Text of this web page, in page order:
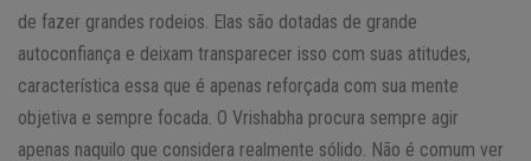
de fazer grandes rodeios. Elas são dotadas de grande
autoconfiança e deixam transparecer isso com suas atitudes,
característica essa que é apenas reforçada com sua mente
objetiva e sempre focada. O Vrishabha procura sempre agir
apenas naquilo que considera realmente sólido. Não é comum ver